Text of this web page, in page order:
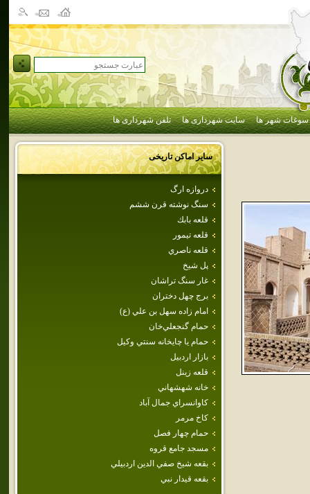
سوغات شهر ها سایت شهرداری ها تلفن شهرداری ها
سایر اماکن تاریخی
دروازه ارگ
سنگ نوشته قرن ششم
قلعه بابك
قلعه تيمور
قلعه ناصري
پل شيخ
غار سنگ تراشان
برج‌ چهل‌ دختران‌
امام‌ زاده‌ سهل‌ بن‌ علي‌ (ع‌)
حمام‌ گنجعلي‌خان‌
حمام‌ يا چايخانه‌ سنتي‌ وكيل‌
بازار اردبيل
قلعه زينل
خانه شهشهاني
كاوانسراي جمال آباد
كاخ مرمر
حمام‌ چهار فصل
مسجد جامع قروه
بقعه شيخ صفي الدين اردبيلي
بقعه قيدار نبي